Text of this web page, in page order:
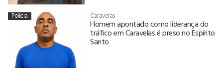
Polícia Caravelas
Homem apontado como liderança do
tráfico em Caravelas é preso no Espírito
Santo